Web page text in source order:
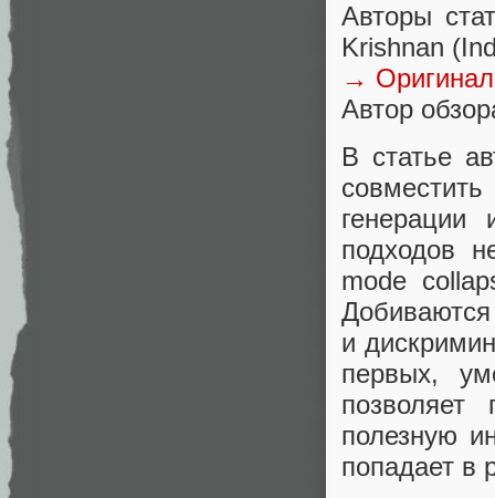
Авторы
Krishnan
→ Оригинал
Автор
В статье
генерации
подходов
mode
и
первых,
позволяет
полезную
попадает в